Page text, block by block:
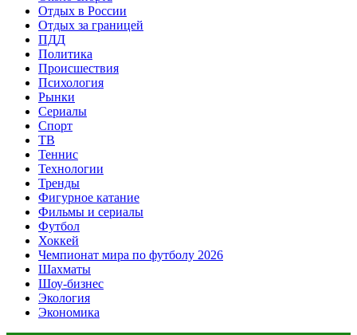
Отдых в России
Отдых за границей
ПДД
Политика
Происшествия
Психология
Рынки
Сериалы
Спорт
ТВ
Теннис
Технологии
Тренды
Фигурное катание
Фильмы и сериалы
Футбол
Хоккей
Чемпионат мира по футболу 2026
Шахматы
Шоу-бизнес
Экология
Экономика